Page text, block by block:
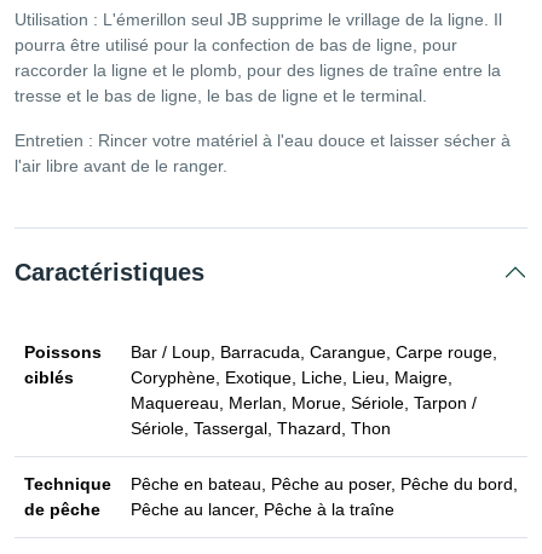
Utilisation : L'émerillon seul JB supprime le vrillage de la ligne. Il
pourra être utilisé pour la confection de bas de ligne, pour
raccorder la ligne et le plomb, pour des lignes de traîne entre la
tresse et le bas de ligne, le bas de ligne et le terminal.
Entretien : Rincer votre matériel à l'eau douce et laisser sécher à
l'air libre avant de le ranger.
Caractéristiques
Poissons
ciblés
Bar / Loup, Barracuda, Carangue, Carpe rouge,
Coryphène, Exotique, Liche, Lieu, Maigre,
Maquereau, Merlan, Morue, Sériole, Tarpon /
Sériole, Tassergal, Thazard, Thon
Technique
de pêche
Pêche en bateau, Pêche au poser, Pêche du bord,
Pêche au lancer, Pêche à la traîne